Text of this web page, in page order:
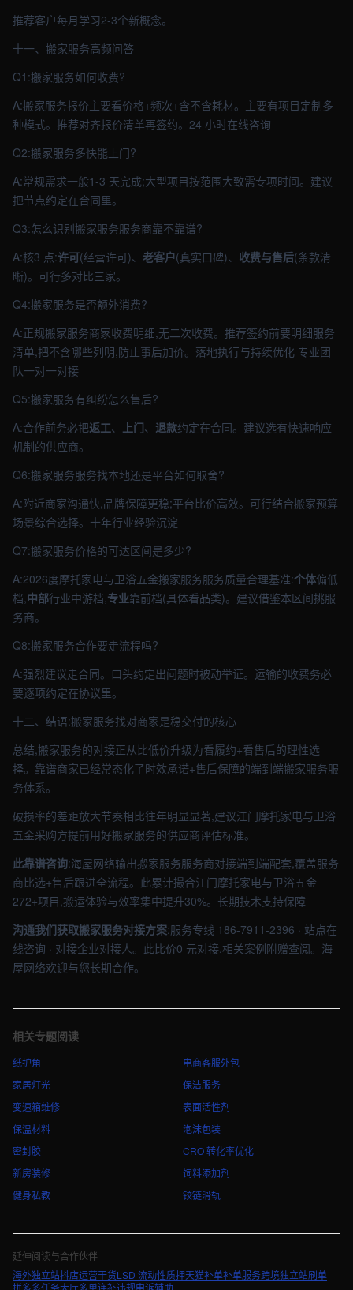
推荐客户每月学习2-3个新概念。
十一、搬家服务高频问答
Q1:搬家服务如何收费?
A:搬家服务报价主要看价格+频次+含不含耗材。主要有项目定制多
种模式。推荐对齐报价清单再签约。24 小时在线咨询
Q2:搬家服务多快能上门?
A:常规需求一般1-3 天完成;大型项目按范围大致需专项时间。建议
把节点约定在合同里。
Q3:怎么识别搬家服务服务商靠不靠谱?
A:核3 点:许可(经营许可)、 老客户(真实口碑)、 收费与售后(条款清
晰)。可行多对比三家。
Q4:搬家服务是否额外消费?
A:正规搬家服务商家收费明细,无二次收费。推荐签约前要明细服务
清单,把不含哪些列明,防止事后加价。落地执行与持续优化 专业团
队一对一对接
Q5:搬家服务有纠纷怎么售后?
A:合作前务必把返工、 上门、 退款约定在合同。建议选有快速响应
机制的供应商。
Q6:搬家服务服务找本地还是平台如何取舍?
A:附近商家沟通快,品牌保障更稳;平台比价高效。可行结合搬家预算
场景综合选择。十年行业经验沉淀
Q7:搬家服务价格的可达区间是多少?
A:2026度摩托家电与卫浴五金搬家服务服务质量合理基准:个体偏低
档,中部行业中游档,专业靠前档(具体看品类)。建议借鉴本区间挑服
务商。
Q8:搬家服务合作要走流程吗?
A:强烈建议走合同。口头约定出问题时被动举证。运输的收费务必
要逐项约定在协议里。
十二、结语:搬家服务找对商家是稳交付的核心
总结,搬家服务的对接正从比低价升级为看履约+看售后的理性选
择。靠谱商家已经常态化了时效承诺+售后保障的端到端搬家服务服
务体系。
破损率的差距放大节奏相比往年明显显著,建议江门摩托家电与卫浴
五金采购方提前用好搬家服务的供应商评估标准。
此靠谱咨询:海屋网络输出搬家服务服务商对接端到端配套,覆盖服务
商比选+售后跟进全流程。此累计撮合江门摩托家电与卫浴五金
272+项目,搬运体验与效率集中提升30%。长期技术支持保障
沟通我们获取搬家服务对接方案:服务专线 186-7911-2396 · 站点在
线咨询 · 对接企业对接人。此比价0 元对接,相关案例附赠查阅。海
屋网络欢迎与您长期合作。
相关专题阅读
纸护角
家居灯光
变速箱维修
保温材料
密封胶
新房装修
健身私教
电商客服外包
保洁服务
表面活性剂
泡沫包装
CRO 转化率优化
饲料添加剂
铰链滑轨
延伸阅读与合作伙伴
海外独立站抖店运营干货LSD 流动性质押天猫补单补单服务跨境独立站刷单
拼多多任务大厅多单连补违规申诉辅助